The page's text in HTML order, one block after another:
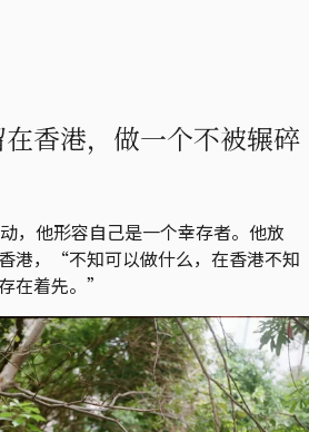
香港，做一个不被辗碎
，他形容自己是一个幸存者。他放
港，“不知可以做什么，在香港不知
在着先。”